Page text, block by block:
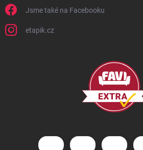
Jsme také na Facebooku
etapik.cz